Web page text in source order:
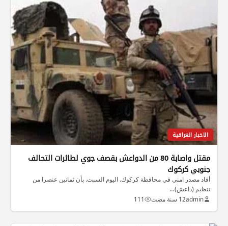
الاخبار العراقية
مقتل واصابة 80 من الدواعش بقصف جوي لطائرات التحالف
جنوبي كركوك
أفاد مصدر امني في محافظة كركوك. اليوم السبت. بأن ثمانين عنصرا من
تنظيم (داعش)…
admin12 سنة مضت 111